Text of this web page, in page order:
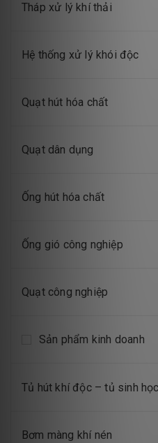
Tháp xử lý khí thải
Hệ thống xử lý khói độc
Quạt hút hóa chất
Quạt dân dụng
Ống hút hóa chất
Ống gió công nghiệp
Quạt công nghiệp
Sản phẩm kinh doanh
Tủ hút khí độc – tủ sinh học
Bơm màng khí nén